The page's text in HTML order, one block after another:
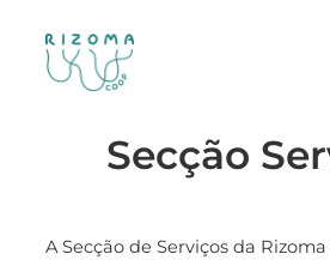
Secção
A Secção de Serviços da